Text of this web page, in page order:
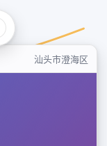
汕头市澄海区